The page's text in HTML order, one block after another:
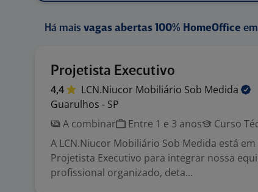
Há mais vagas abertas 100% HomeOffice
Projetista Executivo
4,4 LCN.Niucor Mobiliário Sob Medida
Guarulhos - SP
A combinar
Entre 1 e 3 anos Curso
A LCN.Niucor Mobiliário Sob Medida está
Projetista Executivo para integrar nossa
profissional organizado, deta...